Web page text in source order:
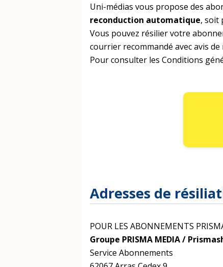
Uni-médias vous propose des
reconduction automatique, soit
Vous pouvez résilier votre
courrier recommandé avec avis
Pour consulter les Conditions
Adresses de
POUR LES ABONNEMENTS
Groupe PRISMA MEDIA /
Service Abonnements